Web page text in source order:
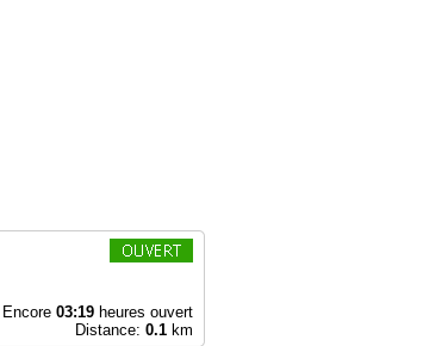
Encore 03:19heures ouvert
Distance: 0.1km